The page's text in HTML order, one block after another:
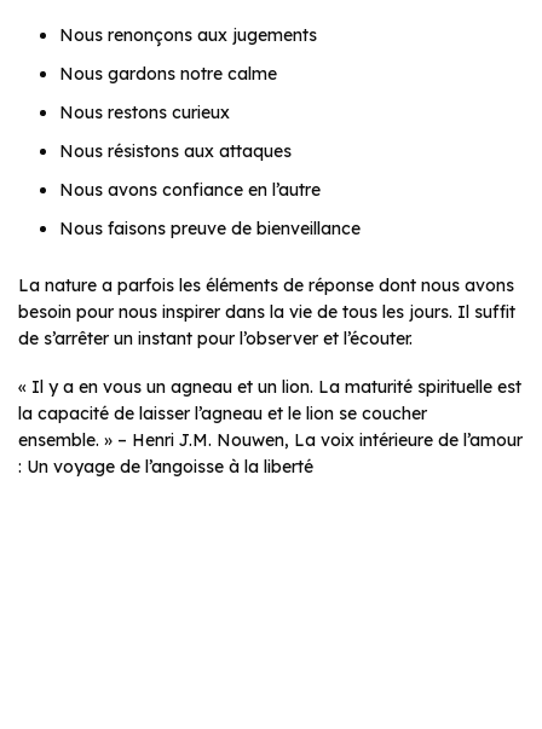
Nous renonçons aux jugements
Nous gardons notre calme
Nous restons curieux
Nous résistons aux attaques
Nous avons confiance en l’autre
Nous faisons preuve de bienveillance
La nature a parfois les éléments de réponse dont nous avons
besoin pour nous inspirer dans la vie de tous les jours. Il suffit
de s’arrêter un instant pour l’observer et l’écouter.
« Il y a en vous un agneau et un lion. La maturité spirituelle est
la capacité de laisser l’agneau et le lion se coucher
ensemble. » – Henri J.M. Nouwen, La voix intérieure de l’amour
: Un voyage de l’angoisse à la liberté